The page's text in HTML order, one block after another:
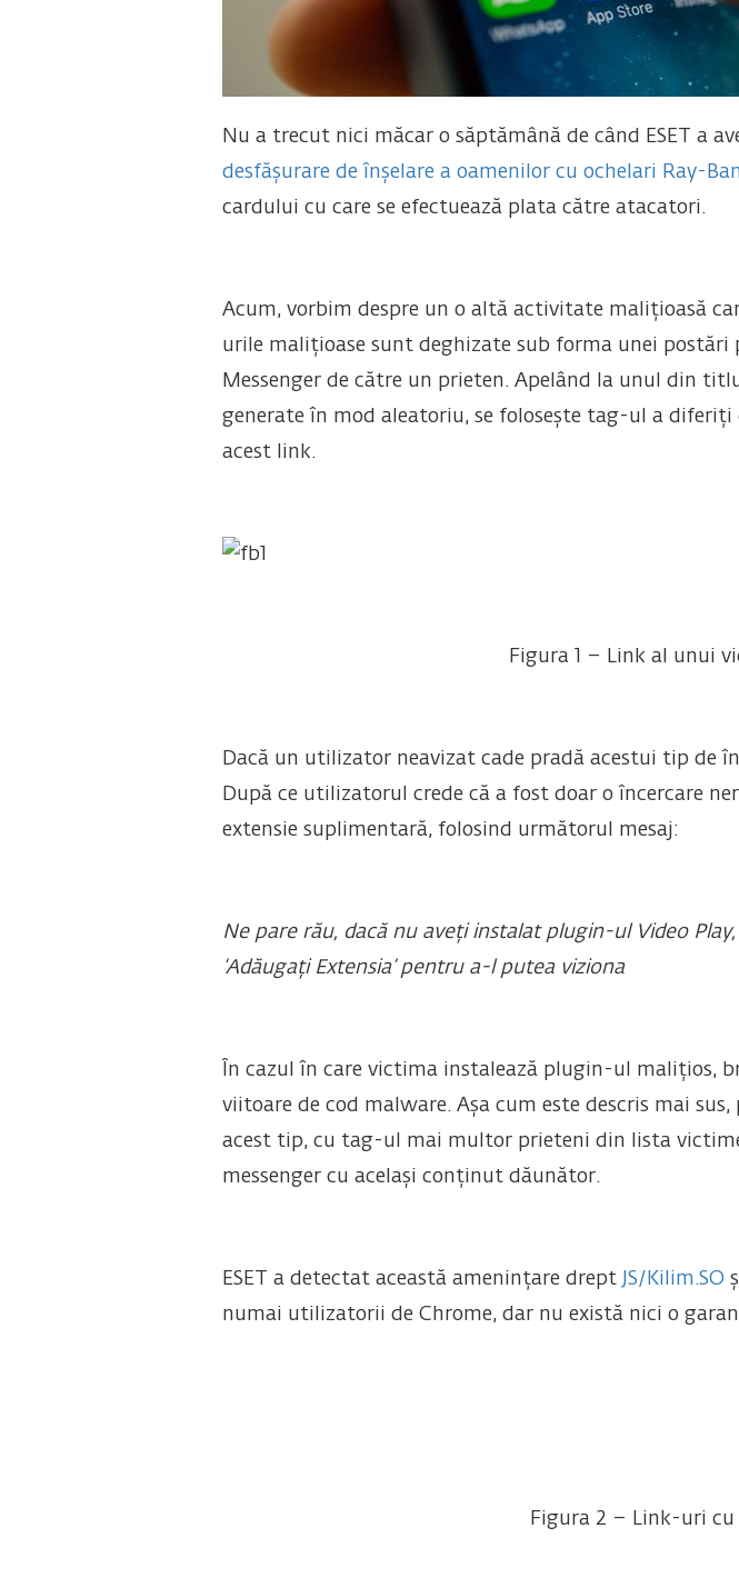
Nu a trecut nici măcar o săptămână de când ESET a
desfășurare de înșelare a oamenilor cu ochelari Ray-
cardului cu care se efectuează plata către atacatori.
Acum, vorbim despre un o altă activitate malițioasă
urile malițioase sunt deghizate sub forma unei
Messenger de către un prieten. Apelând la unul din
generate în mod aleatoriu, se folosește tag-ul a
acest link.
Figura 1 – Link al unui
Dacă un utilizator neavizat cade pradă acestui tip de
După ce utilizatorul crede că a fost doar o încercare
extensie suplimentară, folosind următorul mesaj:
Ne pare rău, dacă nu aveți instalat
‘Adăugați Extensia’ pentru a-l putea viziona
În cazul în care victima instalează plugin-ul malițios,
viitoare de cod malware. Așa cum este descris mai
acest tip, cu tag-ul mai multor prieteni din lista
messenger cu același conținut dăunător.
ESET a detectat această amenințare drept JS/Kilim.SO
numai utilizatorii de Chrome, dar nu există nici o
Figura 2 – Link-uri